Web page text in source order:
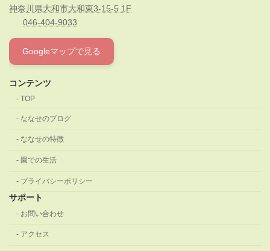
神奈川県大和市大和東3-15-5 1F
046-404-9033
Googleマップで見る
コンテンツ
TOP
ななせのブログ
ななせの特徴
園での生活
プライバシーポリシー
サポート
お問い合わせ
アクセス